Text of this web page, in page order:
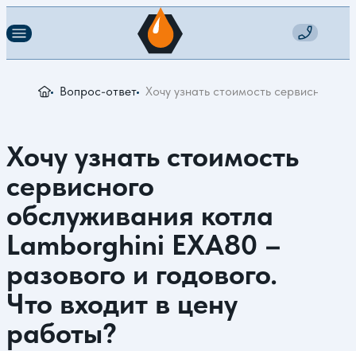
Вопрос-ответ Хочу узнать стоимость сервисного
Хочу узнать стоимость
сервисного
обслуживания котла
Lamborghini EXA80 –
разового и годового.
Что входит в цену
работы?